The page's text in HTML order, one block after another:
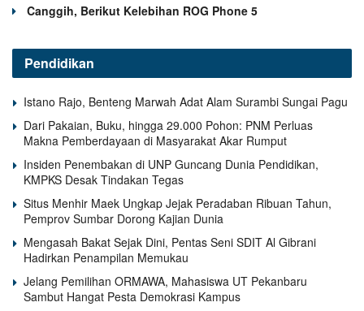
Canggih, Berikut Kelebihan ROG Phone 5
Pendidikan
Istano Rajo, Benteng Marwah Adat Alam Surambi Sungai Pagu
Dari Pakaian, Buku, hingga 29.000 Pohon: PNM Perluas
Makna Pemberdayaan di Masyarakat Akar Rumput
Insiden Penembakan di UNP Guncang Dunia Pendidikan,
KMPKS Desak Tindakan Tegas
Situs Menhir Maek Ungkap Jejak Peradaban Ribuan Tahun,
Pemprov Sumbar Dorong Kajian Dunia
Mengasah Bakat Sejak Dini, Pentas Seni SDIT Al Gibrani
Hadirkan Penampilan Memukau
Jelang Pemilihan ORMAWA, Mahasiswa UT Pekanbaru
Sambut Hangat Pesta Demokrasi Kampus